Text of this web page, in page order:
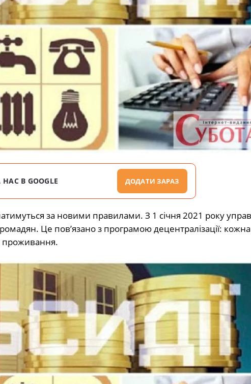
В GOOGLE ДОДАТИ ЗАРАЗ
за новими правилами. З 1 січня 2021 року
Це пов’язано з програмою децентралізації:
проживання.